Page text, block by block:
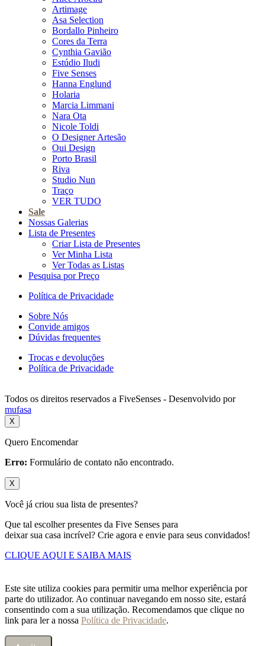
Artimage
Asa Selection
Bordallo Pinheiro
Cores da Terra
Cynthia Gavião
Estúdio Iludi
Five Senses
Hanna Englund
Holaria
Marcia Limmani
Nara Ota
Nicole Toldi
O Designer Artesão
Oui Design
Porto Brasil
Riva
Studio Nun
Traço
VER TUDO
Sale
Nossas Galerias
Lista de Presentes
Criar Lista de Presentes
Ver Minha Lista
Ver Todas as Listas
Pesquisa por Preço
Política de Privacidade
Sobre Nós
Convide amigos
Dúvidas frequentes
Trocas e devoluções
Política de Privacidade
Todos os direitos reservados a FiveSenses - Desenvolvido por
mufasa
X
Quero Encomendar
Erro: Formulário de contato não encontrado.
X
Você já criou sua lista de presentes?
Que tal escolher presentes da Five Senses para
deixar sua casa incrível? Crie agora e envie para seus convidados!
CLIQUE AQUI E SAIBA MAIS
Este site utiliza cookies para permitir uma melhor experiência por
parte do utilizador. Ao continuar navegando em nosso site, estará
consentindo com a sua utilização. Recomendamos que clique no
link para ler a nossa Política de Privacidade.